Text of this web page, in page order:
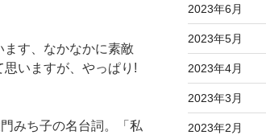
す、なかなかに素敵
いますが、やっぱり!
みち子の名台詞。「私
2023年6月
2023年5月
2023年4月
2023年3月
2023年2月